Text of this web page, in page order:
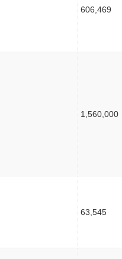
606,469
1,560,000
63,545